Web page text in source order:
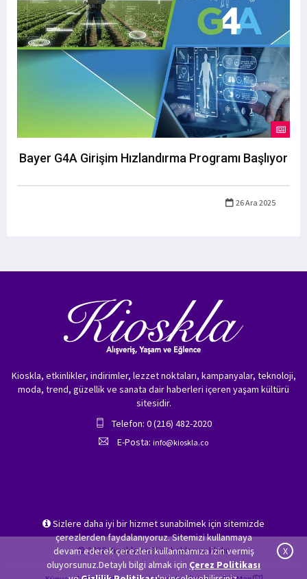
Bayer G4A Girişim Hızlandırma Programı Başlıyor
26 Ara 2025
Sizlere daha iyi bir hizmet sunabilmek için sitemizde
çerezlerden faydalanıyoruz. Sitemizi kullanmaya
devam ederek çerezleri kullanmamıza izin vermiş
oluyorsunuz.Detaylı bilgi almak için Çerez Politikası
X
Kioskla, etkinlikler, indirimler, lezzet noktaları, kampanyalar, teknoloji,
moda, trend, güzellik ve sanata dair haberleri içeren yaşam kültürü
sitesidir.
Telefon: 0 (216) 482-2020
E-Posta: info@kioskla.co
© 2026 Kioskla.co Tüm hakları saklıdır.